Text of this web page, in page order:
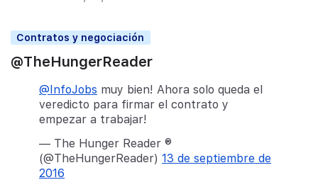
Contratos y negociación
@TheHungerReader
@InfoJobs muy bien! Ahora solo queda el
veredicto para firmar el contrato y
empezar a trabajar!
— The Hunger Reader ®
(@TheHungerReader) 13 de septiembre de
2016